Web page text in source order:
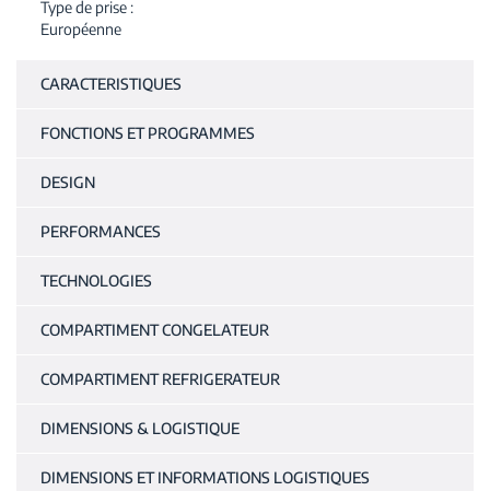
Type de prise
Européenne
CARACTERISTIQUES
FONCTIONS ET PROGRAMMES
DESIGN
PERFORMANCES
TECHNOLOGIES
COMPARTIMENT CONGELATEUR
COMPARTIMENT REFRIGERATEUR
DIMENSIONS & LOGISTIQUE
DIMENSIONS ET INFORMATIONS LOGISTIQUES